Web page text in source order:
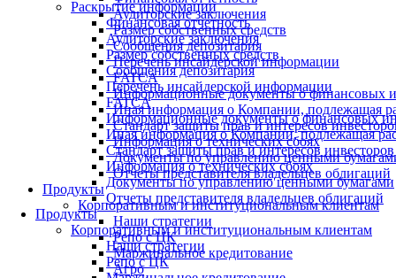
Раскрытие информации
Финансовая отчетность
Аудиторские заключения
Размер собственных средств
Сообщения депозитария
Перечень инсайдерской информации
FATCA
Информационные документы о финансовых
Иная информация о Компании, подлежащая
Стандарт защиты прав и интересов инвесторов
Информация о технических сбоях
Документы по управлению ценными бумагами
Отчеты представителя владельцев облигаций
Продукты
Корпоративным и институциональным клиентам
Наши стратегии
Репо с ЦК
Аудиторские заключения
Размер собственных средств
Сообщения депозитария
Перечень инсайдерской информации
FATCA
Информационные документы о финансовых
Иная информация о Компании, подлежащая
Стандарт защиты прав и интересов
Информация о технических сбоях
Документы по управлению ценными
Отчеты представителя владельцев облигаций
Продукты
Корпоративным и институциональным клиентам
Наши стратегии
Репо с ЦК
Маржинальное кредитование
Агро